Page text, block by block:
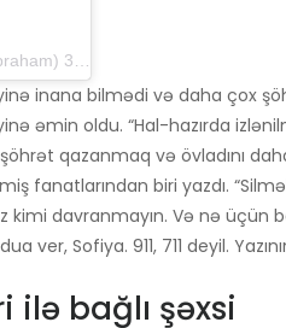
saat 13: 05-də PDT
inana bilmədi və daha çox
əmin oldu. “Hal-hazırda
qazanmaq və övladını
fanatlarından biri yazdı.
davranmayın. Və nə üçün
Sofiya. 911, 711 deyil.
ilə bağlı şəxsi